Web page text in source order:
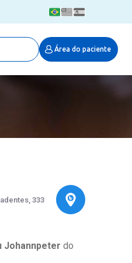
Área do paciente
em saúde
Moinhos de Vento
Digital
333
Johannpeter do